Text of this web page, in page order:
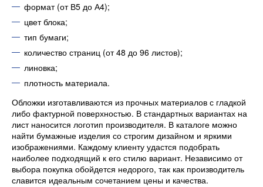
формат (от В5 до А4);
цвет блока;
тип бумаги;
количество страниц (от 48 до 96 листов);
линовка;
плотность материала.
Обложки изготавливаются из прочных материалов с гладкой
либо фактурной поверхностью. В стандартных вариантах на
лист наносится логотип производителя. В каталоге можно
найти бумажные изделия со строгим дизайном и яркими
изображениями. Каждому клиенту удастся подобрать
наиболее подходящий к его стилю вариант. Независимо от
выбора покупка обойдется недорого, так как производитель
славится идеальным сочетанием цены и качества.